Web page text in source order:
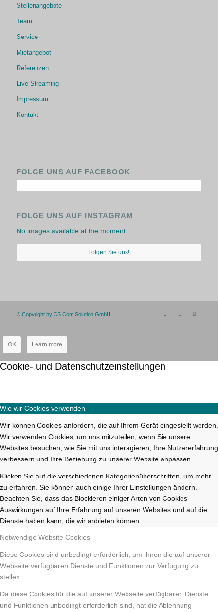
Stellenangebote
Team
Service
Mietangebot
Referenzen
Live-Streaming
Impressum
Kontakt
FOLGE UNS AUF FACEBOOK
FOLGE UNS AUF INSTAGRAM
No images available at the moment
Folgen Sie uns!
© Copyright by CS Com Solution GmbH
OK Learn more
Cookie- und Datenschutzeinstellungen
Wie wir Cookies verwenden
Wir können Cookies anfordern, die auf Ihrem Gerät eingestellt werden.
Wir verwenden Cookies, um uns mitzuteilen, wenn Sie unsere
Websites besuchen, wie Sie mit uns interagieren, Ihre Nutzererfahrung
verbessern und Ihre Beziehung zu unserer Website anpassen.
Klicken Sie auf die verschiedenen Kategorienüberschriften, um mehr
zu erfahren. Sie können auch einige Ihrer Einstellungen ändern.
Beachten Sie, dass das Blockieren einiger Arten von Cookies
Auswirkungen auf Ihre Erfahrung auf unseren Websites und auf die
Dienste haben kann, die wir anbieten können.
Notwendige Website Cookies
Diese Cookies sind unbedingt erforderlich, um Ihnen die auf unserer
Webseite verfügbaren Dienste und Funktionen zur Verfügung zu
stellen.
Da diese Cookies für die auf unserer Webseite verfügbaren Dienste
und Funktionen unbedingt erforderlich sind, hat die Ablehnung